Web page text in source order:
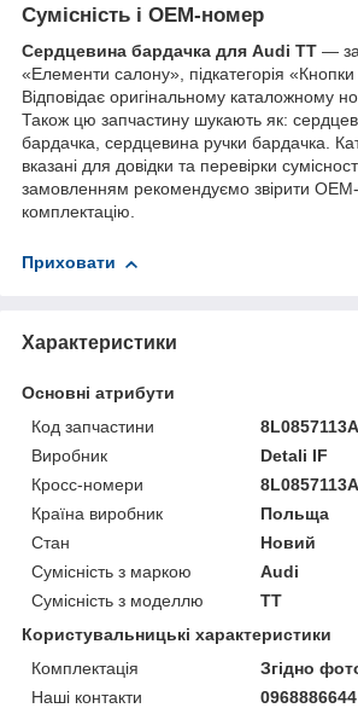
Сумісність і OEM-номер
Сердцевина бардачка для Audi TT —
«Елементи салону», підкатегорія
Відповідає оригінальному каталожному
Також цю запчастину шукають як:
бардачка, сердцевина ручки бардачка.
вказані для довідки та перевірки
замовленням рекомендуємо звірити
комплектацію.
Приховати
Характеристики
Основні атрибути
Код запчастини
8L0857113A
Виробник
Detali IF
Кросс-номери
8L0857113A
Країна виробник
Польща
Стан
Новий
Сумісність з маркою
Audi
Сумісність з моделлю
TT
Користувальницькі характеристики
Комплектація
Згідно
Наші контакти
0968886644